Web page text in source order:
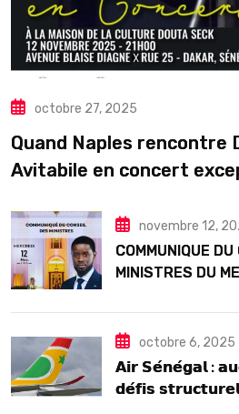
octobre 27, 2025
Quand Naples rencontre
Avitabile en concert
novembre 12,
COMMUNIQUE
MINISTRES DU
octobre 6, 2025
𝗔𝗶𝗿 𝗦𝗲́𝗻𝗲́𝗴𝗮𝗹 :
𝗱𝗲́𝗳𝗶𝘀